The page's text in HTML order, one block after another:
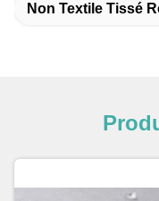
Non Textile Tissé